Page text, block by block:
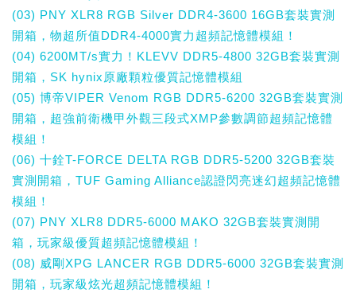
(03) PNY XLR8 RGB Silver DDR4-3600 16GB套裝實測
開箱，物超所值DDR4-4000實力超頻記憶體模組！
(04) 6200MT/s實力！KLEVV DDR5-4800 32GB套裝實測
開箱，SK hynix原廠顆粒優質記憶體模組
(05) 博帝VIPER Venom RGB DDR5-6200 32GB套裝實測
開箱，超強前衛機甲外觀三段式XMP參數調節超頻記憶體
模組！
(06) 十銓T-FORCE DELTA RGB DDR5-5200 32GB套裝
實測開箱，TUF Gaming Alliance認證閃亮迷幻超頻記憶體
模組！
(07) PNY XLR8 DDR5-6000 MAKO 32GB套裝實測開
箱，玩家級優質超頻記憶體模組！
(08) 威剛XPG LANCER RGB DDR5-6000 32GB套裝實測
開箱，玩家級炫光超頻記憶體模組！